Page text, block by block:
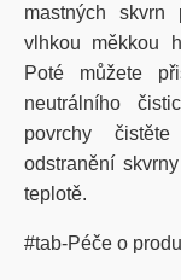
mastných skvrn
vlhkou měkkou
Poté můžete
neutrálního
povrchy
odstranění
teplotě.
#tab-Péče o